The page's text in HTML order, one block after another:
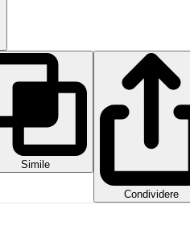
Simile
Condividere